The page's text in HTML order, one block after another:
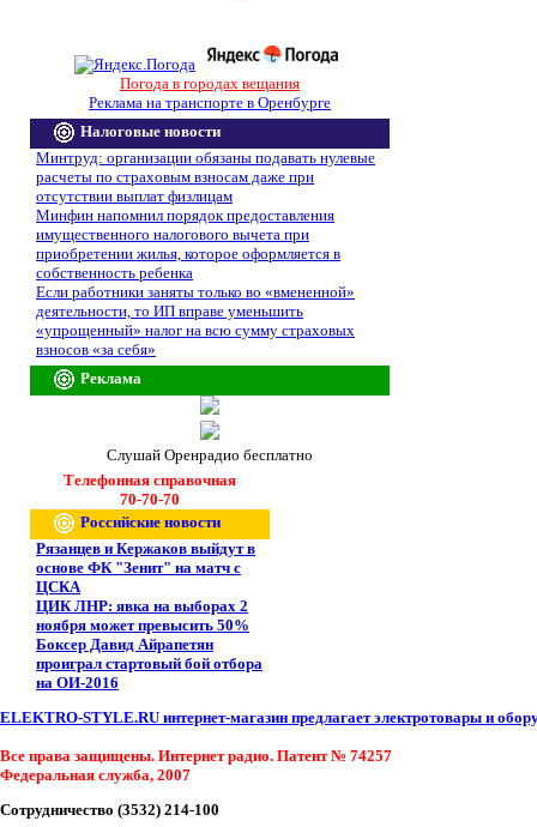
Погода в городах вещания
Реклама на транспорте в Оренбурге
Налоговые новости
Минтруд: организации обязаны подавать нулевые
расчеты по страховым взносам даже при
отсутствии выплат физлицам
Минфин напомнил порядок предоставления
имущественного налогового вычета при
приобретении жилья, которое оформляется в
собственность ребенка
Если работники заняты только во «вмененной»
деятельности, то ИП вправе уменьшить
«упрощенный» налог на всю сумму страховых
взносов «за себя»
Реклама
Слушай Оренрадио бесплатно
Телефонная справочная
70-70-70
Российские новости
Рязанцев и Кержаков выйдут в
основе ФК "Зенит" на матч с
ЦСКА
ЦИК ЛНР: явка на выборах 2
ноября может превысить 50%
Боксер Давид Айрапетян
проиграл стартовый бой отбора
на ОИ-2016
ELEKTRO-STYLE.RU интернет-магазин предлагает электротовары и
Все права защищены. Интернет радио. Патент № 74257
Федеральная служба, 2007
Сотрудничество (3532) 214-100